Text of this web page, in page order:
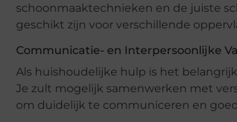
schoonmaaktechnieken en de juiste
geschikt zijn voor verschillende
Communicatie- en Interpersoonlijke
Als huishoudelijke hulp is het
Je zult mogelijk samenwerken met
om duidelijk te communiceren en